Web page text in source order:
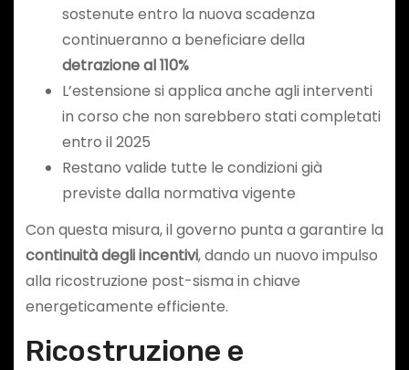
sostenute entro la nuova scadenza
continueranno a beneficiare della
detrazione al 110%
L’estensione si applica anche agli interventi
in corso che non sarebbero stati completati
entro il 2025
Restano valide tutte le condizioni già
previste dalla normativa vigente
Con questa misura, il governo punta a garantire la
continuità degli incentivi, dando un nuovo impulso
alla ricostruzione post-sisma in chiave
energeticamente efficiente.
Ricostruzione e